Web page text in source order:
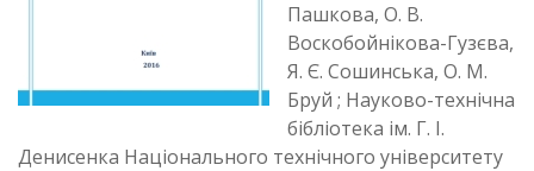
Пашкова, О. В.
Воскобойнікова-Гузєва,
Я. Є. Сошинська, О. М.
Бруй ; Науково-технічна
бібліотека ім. Г. І.
Денисенка Національного технічного університету